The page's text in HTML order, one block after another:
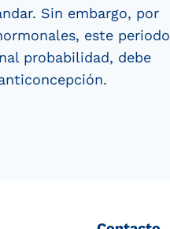
Sin embargo, por
este periodo
probabilidad, debe